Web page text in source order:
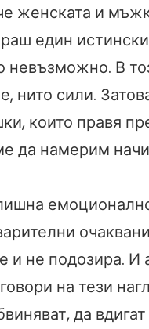
женската и
един
невъзможно. В
нито сили.
които правя
да намерим
не подозира. И
на тези
да